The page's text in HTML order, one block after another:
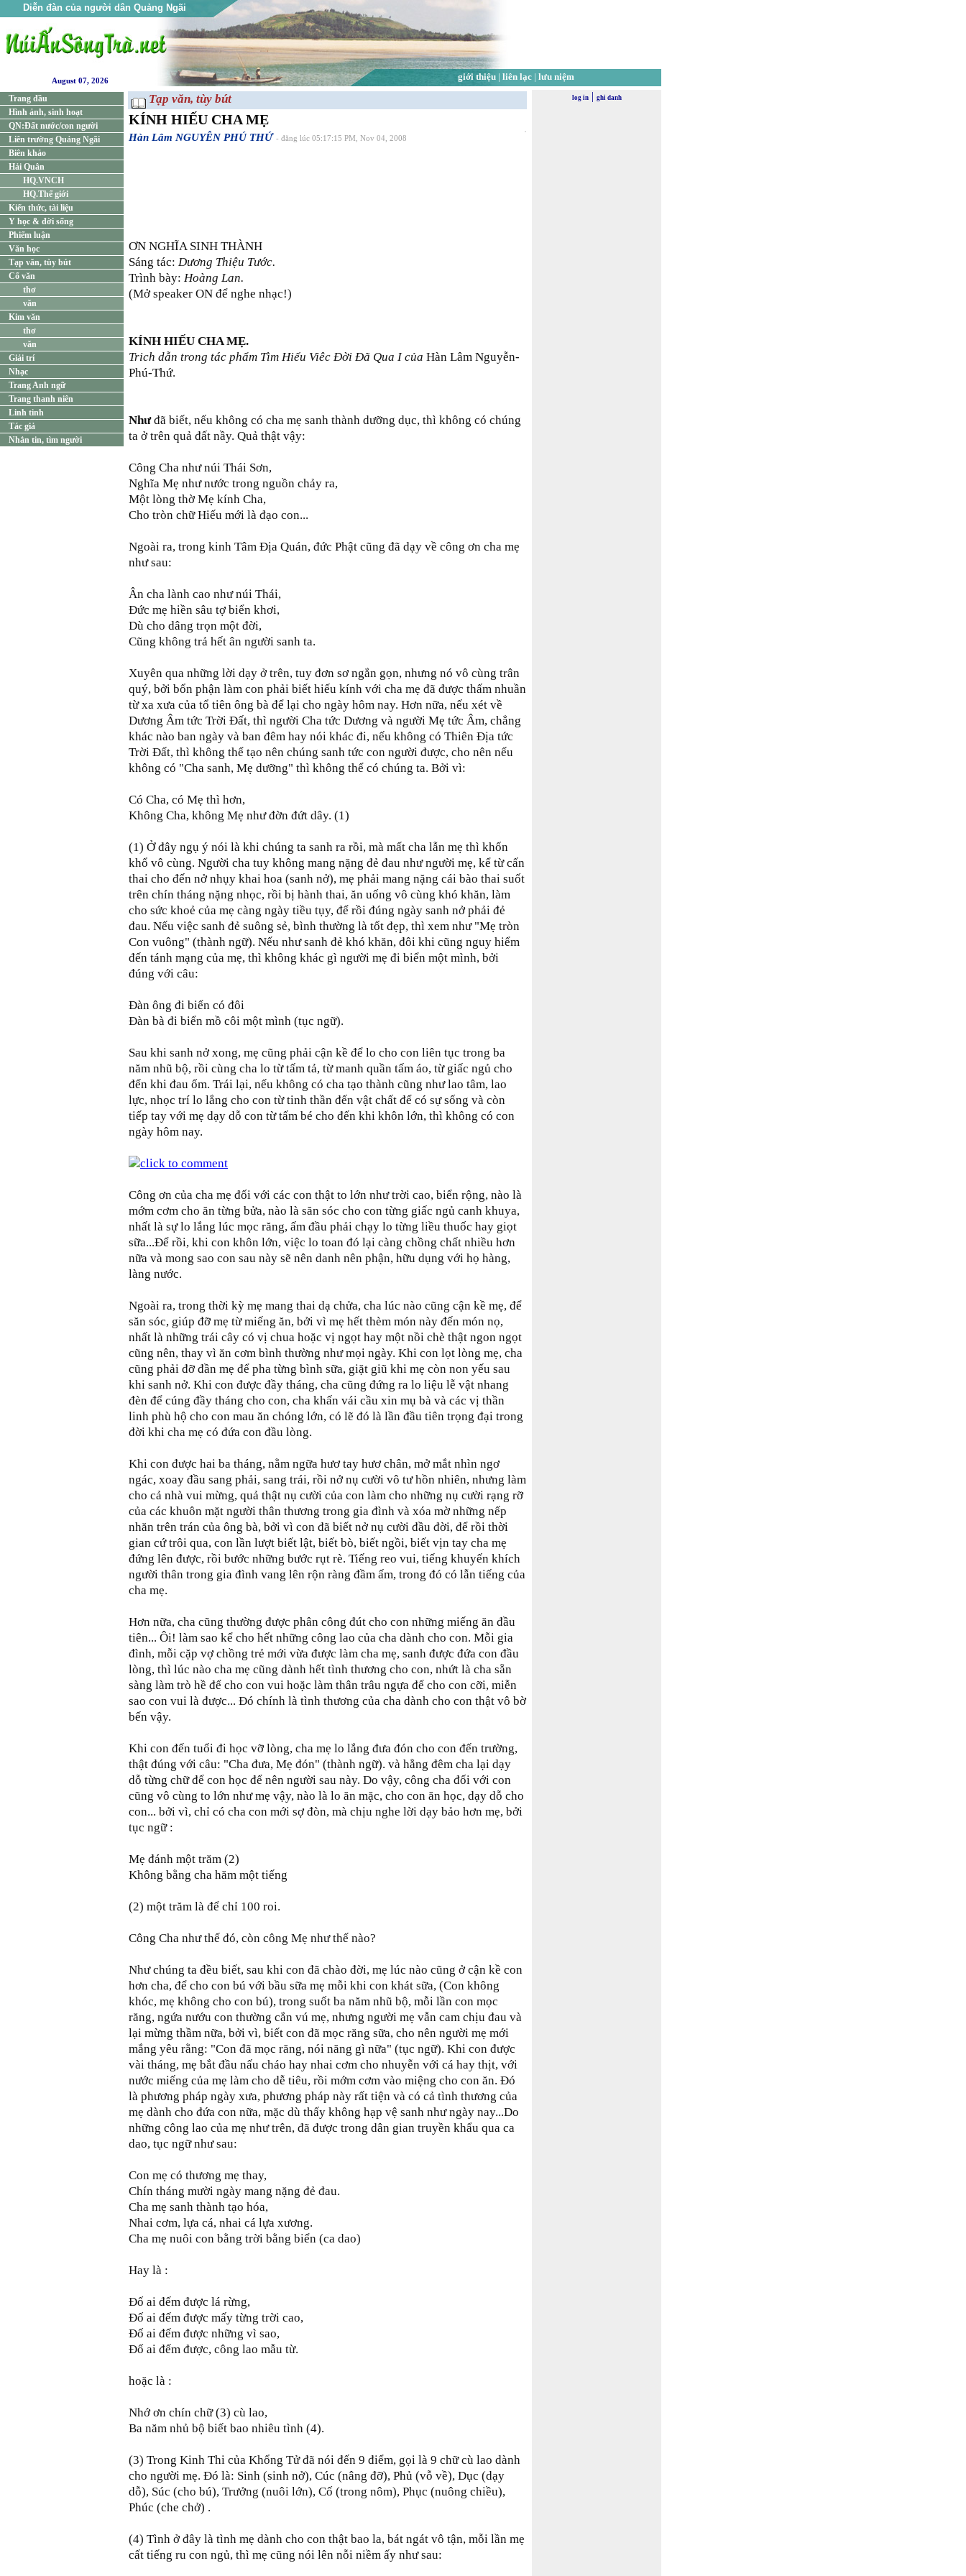
Diễn đàn của người dân Quảng Ngãi
giới thiệu| liên lạc| lưu niệm
August 07, 2026
Trang đầu
Hình ảnh, sinh hoạt
QN:Đất nước/con người
Liên trường Quảng Ngãi
Biên khảo
Hải Quân
HQ.VNCH
HQ.Thế giới
Kiến thức, tài liệu
Y học & đời sống
Phiếm luận
Văn học
Tạp văn, tùy bút
Cổ văn
thơ
văn
Kim văn
thơ
văn
Giải trí
Nhạc
Trang Anh ngữ
Trang thanh niên
Linh tinh
Tác giả
Nhắn tin, tìm người
Tạp văn, tùy bút
KÍNH HIẾU CHA MẸ
Hàn Lâm NGUYỄN PHÚ THỨ - đăng lúc 05:17:15 PM, Nov 04, 2008
ƠN NGHĨA SINH THÀNH
Sáng tác: Dương Thiệu Tước.
Trình bày: Hoàng Lan.
(Mở speaker ON để nghe nhạc!)
KÍNH HIẾU CHA MẸ.
Trich dẫn trong tác phẩm Tìm Hiểu Viêc Đời Đã Qua I của Hàn Lâm Nguyễn-
Phú-Thứ.
Nhưđã biết, nếu không có cha mẹ sanh thành dưỡng dục, thì không có chúng
ta ở trên quả đất nầy. Quả thật vậy:
Công Cha như núi Thái Sơn,
Nghĩa Mẹ như nước trong nguồn chảy ra,
Một lòng thờ Mẹ kính Cha,
Cho tròn chữ Hiếu mới là đạo con...
Ngoài ra, trong kinh Tâm Địa Quán, đức Phật cũng đã dạy về công ơn cha mẹ
như sau:
Ân cha lành cao như núi Thái,
Đức mẹ hiền sâu tợ biển khơi,
Dù cho dâng trọn một đời,
Cũng không trả hết ân người sanh ta.
Xuyên qua những lời dạy ở trên, tuy đơn sơ ngắn gọn, nhưng nó vô cùng trân
quý, bởi bổn phận làm con phải biết hiếu kính với cha mẹ đã được thấm nhuần
từ xa xưa của tổ tiên ông bà để lại cho ngày hôm nay. Hơn nữa, nếu xét về
Dương Âm tức Trời Đất, thì người Cha tức Dương và người Mẹ tức Âm, chẳng
khác nào ban ngày và ban đêm hay nói khác đi, nếu không có Thiên Địa tức
Trời Đất, thì không thể tạo nên chúng sanh tức con người được, cho nên nếu
không có "Cha sanh, Mẹ dưỡng" thì không thể có chúng ta. Bởi vì:
Có Cha, có Mẹ thì hơn,
Không Cha, không Mẹ như đờn đứt dây. (1)
(1) Ở đây ngụ ý nói là khi chúng ta sanh ra rồi, mà mất cha lẫn mẹ thì khốn
khổ vô cùng. Người cha tuy không mang nặng đẻ đau như người mẹ, kể từ cấn
thai cho đến nở nhụy khai hoa (sanh nở), mẹ phải mang nặng cái bào thai suốt
trên chín tháng nặng nhọc, rồi bị hành thai, ăn uống vô cùng khó khăn, làm
cho sức khoẻ của mẹ càng ngày tiều tụy, để rồi đúng ngày sanh nở phải đẻ
đau. Nếu việc sanh đẻ suông sẻ, bình thường là tốt đẹp, thì xem như "Mẹ tròn
Con vuông" (thành ngữ). Nếu như sanh đẻ khó khăn, đôi khi cũng nguy hiểm
đến tánh mạng của mẹ, thì không khác gì người mẹ đi biển một mình, bởi
đúng với câu:
Đàn ông đi biển có đôi
Đàn bà đi biển mồ côi một mình (tục ngữ).
Sau khi sanh nở xong, mẹ cũng phải cận kề để lo cho con liên tục trong ba
năm nhũ bộ, rồi cùng cha lo từ tấm tả, từ manh quần tấm áo, từ giấc ngủ cho
đến khi đau ốm. Trái lại, nếu không có cha tạo thành cũng như lao tâm, lao
lực, nhọc trí lo lắng cho con từ tinh thần đến vật chất để có sự sống và còn
tiếp tay với mẹ dạy dỗ con từ tấm bé cho đến khi khôn lớn, thì không có con
ngày hôm nay.
Công ơn của cha mẹ đối với các con thật to lớn như trời cao, biển rộng, nào là
mớm cơm cho ăn từng bửa, nào là săn sóc cho con từng giấc ngủ canh khuya,
nhất là sự lo lắng lúc mọc răng, ấm đầu phải chạy lo từng liều thuốc hay giọt
sữa...Để rồi, khi con khôn lớn, việc lo toan đó lại càng chồng chất nhiều hơn
nữa và mong sao con sau này sẽ nên danh nên phận, hữu dụng với họ hàng,
làng nước.
Ngoài ra, trong thời kỳ mẹ mang thai dạ chửa, cha lúc nào cũng cận kề mẹ, để
săn sóc, giúp đỡ mẹ từ miếng ăn, bởi vì mẹ hết thèm món này đến món nọ,
nhất là những trái cây có vị chua hoặc vị ngọt hay một nồi chè thật ngon ngọt
cũng nên, thay vì ăn cơm bình thường như mọi ngày. Khi con lọt lòng mẹ, cha
cũng phải đỡ đần mẹ để pha từng bình sữa, giặt giũ khi mẹ còn non yếu sau
khi sanh nở. Khi con được đầy tháng, cha cũng đứng ra lo liệu lễ vật nhang
đèn để cúng đầy tháng cho con, cha khấn vái cầu xin mụ bà và các vị thần
linh phù hộ cho con mau ăn chóng lớn, có lẽ đó là lần đầu tiên trọng đại trong
đời khi cha mẹ có đứa con đầu lòng.
Khi con được hai ba tháng, nằm ngữa hươ tay hươ chân, mở mắt nhìn ngơ
ngác, xoay đầu sang phải, sang trái, rồi nở nụ cười vô tư hồn nhiên, nhưng làm
cho cả nhà vui mừng, quả thật nụ cười của con làm cho những nụ cười rạng rỡ
của các khuôn mặt người thân thương trong gia đình và xóa mờ những nếp
nhăn trên trán của ông bà, bởi vì con đã biết nở nụ cười đầu đời, để rồi thời
gian cứ trôi qua, con lần lượt biết lật, biết bò, biết ngồi, biết vịn tay cha mẹ
đứng lên được, rồi bước những bước rụt rè. Tiếng reo vui, tiếng khuyến khích
người thân trong gia đình vang lên rộn ràng đầm ấm, trong đó có lẫn tiếng của
cha mẹ.
Hơn nữa, cha cũng thường được phân công đút cho con những miếng ăn đầu
tiên... Ôi! làm sao kể cho hết những công lao của cha dành cho con. Mỗi gia
đình, mỗi cặp vợ chồng trẻ mới vừa được làm cha mẹ, sanh được đứa con đầu
lòng, thì lúc nào cha mẹ cũng dành hết tình thương cho con, nhứt là cha sẵn
sàng làm trò hề để cho con vui hoặc làm thân trâu ngựa để cho con cỡi, miễn
sao con vui là được... Đó chính là tình thương của cha dành cho con thật vô bờ
bến vậy.
Khi con đến tuổi đi học vỡ lòng, cha mẹ lo lắng đưa đón cho con đến trường,
thật đúng với câu: "Cha đưa, Mẹ đón" (thành ngữ). và hằng đêm cha lại dạy
dỗ từng chữ để con học để nên người sau này. Do vậy, công cha đối với con
cũng vô cùng to lớn như mẹ vậy, nào là lo ăn mặc, cho con ăn học, dạy dỗ cho
con... bởi vì, chỉ có cha con mới sợ đòn, mà chịu nghe lời dạy bảo hơn mẹ, bởi
tục ngữ :
Mẹ đánh một trăm (2)
Không bằng cha hăm một tiếng
(2) một trăm là để chỉ 100 roi.
Công Cha như thế đó, còn công Mẹ như thế nào?
Như chúng ta đều biết, sau khi con đã chào đời, mẹ lúc nào cũng ở cận kề con
hơn cha, để cho con bú với bầu sữa mẹ mỗi khi con khát sữa, (Con không
khóc, mẹ không cho con bú), trong suốt ba năm nhũ bộ, mỗi lần con mọc
răng, ngứa nướu con thường cắn vú mẹ, nhưng người mẹ vẫn cam chịu đau và
lại mừng thầm nữa, bởi vì, biết con đã mọc răng sữa, cho nên người mẹ mới
mắng yêu rằng: "Con đã mọc răng, nói năng gì nữa" (tục ngữ). Khi con được
vài tháng, mẹ bắt đầu nấu cháo hay nhai cơm cho nhuyễn với cá hay thịt, với
nước miếng của mẹ làm cho dễ tiêu, rồi mớm cơm vào miệng cho con ăn. Đó
là phương pháp ngày xưa, phương pháp này rất tiện và có cả tình thương của
mẹ dành cho đứa con nữa, mặc dù thấy không hạp vệ sanh như ngày nay...Do
những công lao của mẹ như trên, đã được trong dân gian truyền khẩu qua ca
dao, tục ngữ như sau:
Con mẹ có thương mẹ thay,
Chín tháng mười ngày mang nặng đẻ đau.
Cha mẹ sanh thành tạo hóa,
Nhai cơm, lựa cá, nhai cá lựa xương.
Cha mẹ nuôi con bằng trời bằng biển (ca dao)
Hay là :
Đố ai đếm được lá rừng,
Đố ai đếm được mấy từng trời cao,
Đố ai đếm được những vì sao,
Đố ai đếm được, công lao mẫu từ.
hoặc là :
Nhớ ơn chín chữ (3) cù lao,
Ba năm nhủ bộ biết bao nhiêu tình (4).
(3) Trong Kinh Thi của Khổng Tử đã nói đến 9 điểm, gọi là 9 chữ cù lao dành
cho người mẹ. Đó là: Sinh (sinh nở), Cúc (nâng đỡ), Phủ (vỗ về), Dục (dạy
dỗ), Súc (cho bú), Trưởng (nuôi lớn), Cố (trong nôm), Phục (nuông chiều),
Phúc (che chở) .
(4) Tình ở đây là tình mẹ dành cho con thật bao la, bát ngát vô tận, mỗi lần mẹ
cất tiếng ru con ngủ, thì mẹ cũng nói lên nỗi niềm ấy như sau:
log in| ghi danh